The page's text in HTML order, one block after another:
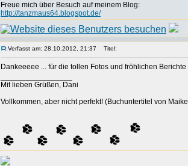
Freue mich über Besuch auf meinem Blog:
http://tanzmaus64.blogspot.de/
Verfasst am: 28.10.2012, 21:37 Titel:
Dankeeeee ... für die tollen Fotos und fröhlichen Berichte
Mit lieben Grüßen, Dani
Vollkommen, aber nicht perfekt! (Buchuntertitel von